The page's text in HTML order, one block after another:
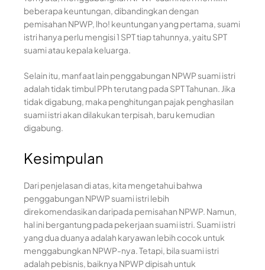
beberapa keuntungan, dibandingkan dengan
pemisahan NPWP, lho! keuntungan yang pertama, suami
istri hanya perlu mengisi 1 SPT tiap tahunnya, yaitu SPT
suami atau kepala keluarga.
Selain itu, manfaat lain penggabungan NPWP suami istri
adalah tidak timbul PPh terutang pada SPT Tahunan. Jika
tidak digabung, maka penghitungan pajak penghasilan
suami istri akan dilakukan terpisah, baru kemudian
digabung.
Kesimpulan
Dari penjelasan di atas, kita mengetahui bahwa
penggabungan NPWP suami istri lebih
direkomendasikan daripada pemisahan NPWP. Namun,
hal ini bergantung pada pekerjaan suami istri. Suami istri
yang dua duanya adalah karyawan lebih cocok untuk
menggabungkan NPWP-nya. Tetapi, bila suami istri
adalah pebisnis, baiknya NPWP dipisah untuk